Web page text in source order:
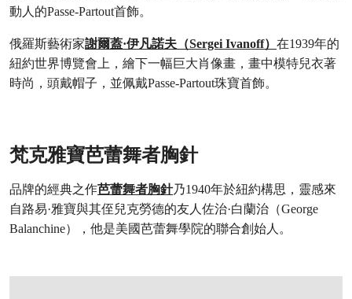
動人的Passe-Partout首飾。
俄羅斯藝術家謝爾蓋·伊凡諾夫（Sergei Ivanoff） 在1939年的
紐約世界博覽會上，繪下一幅巨大肖像畫，畫中模特兒衣著
時尚，頭戴帽子，並佩戴Passe-Partout珠寶首飾。
梵克雅寶芭蕾舞者胸針
品牌的經典之作芭蕾舞者胸針乃1940年於紐約構思，靈感來
自路易·雅寶與其侄兒克勞德的友人佐治·白蘭治（George
Balanchine），他是美國芭蕾舞學院的聯合創始人。